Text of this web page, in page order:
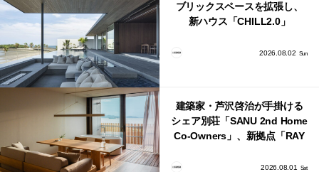
ブリックスペースを拡張し、
新ハウス「CHILL2.0」
2026.08.02 Sun
建築家・芦沢啓治が手掛ける
シェア別荘「SANU 2nd Home
Co-Owners」、新拠点「RAY
2026.08.01 Sat